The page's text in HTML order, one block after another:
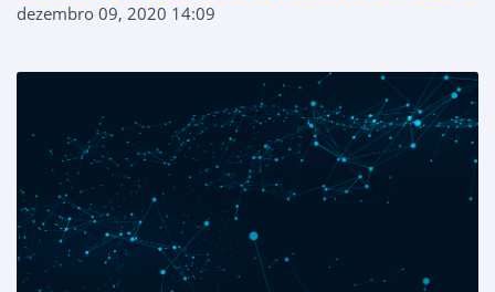
dezembro 09, 2020 14:09